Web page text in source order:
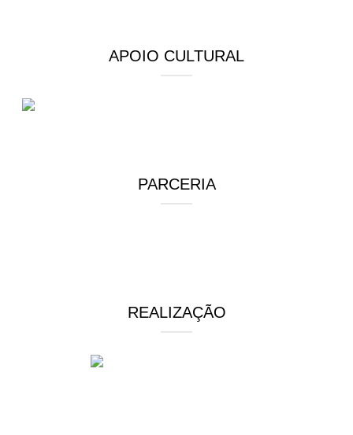
APOIO CULTURAL
PARCERIA
REALIZAÇÃO